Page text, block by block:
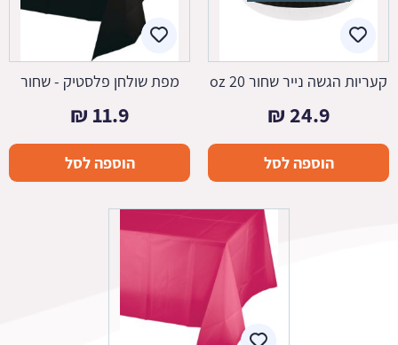
קעריות הגשה נייר שחור 20 oz
24.9
₪
הוספה לסל
מפת שולחן פלסטיק - שחור
11.9
₪
הוספה לסל